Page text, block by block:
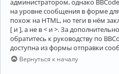
на уровне сообщения в форме
похож на HTML, но теги в нём
[ и ], а не в < и >. За
обратитесь к руководству по
доступна из формы отправки
Вернуться к началу